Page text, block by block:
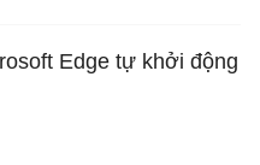
Edge tự khởi động